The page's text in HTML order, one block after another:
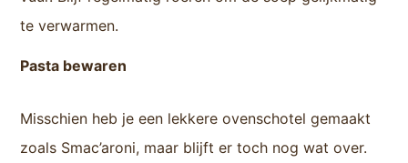
te verwarmen.
Pasta bewaren
Misschien heb je een lekkere ovenschotel gemaakt
zoals Smac’aroni, maar blijft er toch nog wat over.